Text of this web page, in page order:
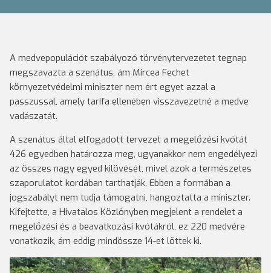
A medvepopulációt szabályozó törvénytervezetet tegnap
megszavazta a szenátus, ám Mircea Fechet
környezetvédelmi miniszter nem ért egyet azzal a
passzussal, amely tarifa ellenében visszavezetné a medve
vadászatát.
A szenátus által elfogadott tervezet a megelőzési kvótát
426 egyedben határozza meg, ugyanakkor nem engedélyezi
az összes nagy egyed kilövését, mivel azok a természetes
szaporulatot kordában tarthatják. Ebben a formában a
jogszabályt nem tudja támogatni, hangoztatta a miniszter.
Kifejtette, a Hivatalos Közlönyben megjelent a rendelet a
megelőzési és a beavatkozási kvótákról, ez 220 medvére
vonatkozik, ám eddig mindössze 14-et lőttek ki.